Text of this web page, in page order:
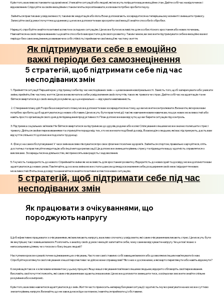
Крім того, важливо встановити здорові межі. Уникайте ситуацій або людей, які можуть погіршити ваше емоційне стан. Дайте собі час на відпочинок і
відновлення. Слідкуйте за своїм емоційним станом і вчіться розпізнавати, коли вам потрібно зробити паузу.
Займіться практиками усвідомленості, такими як медитація або йога. Вони допомагають зосередитися на теперішньому моменті і зменшити тривогу.
Записуйте свої думки і почуття в щоденнику; це може допомогти вам зрозуміти свої емоції і знайти способи їх обробки.
Нарешті, спробуйте знайти позитивні аспекти в складних ситуаціях. Це може бути можливістю для особистісного зростання або нових починань.
Навчайтеся на своїх переживаннях і шукайте способи їх використати для свого розвитку. Таким чином, ви зможете підтримувати себе в емоційно важкі
періоди без самознецінення, розвиваючи в собі стійкість і приймаючи свої емоції як частину життя.
Як підтримувати себе в емоційно
важкі періоди без самознецінення
5 стратегій, щоб підтримати себе під час
несподіваних змін
1. Прийняття ситуації: Перший крок у підтримці себе під час несподіваних змін — це визнання нової реальності. Замість того, щоб заперечувати або уникати
зміни, прийміть її як частину життя. Це може включати в себе усвідомлення своїх почуттів, таких як тривога чи страх. Дайте собі час на адаптацію та не
бійтеся звертатися до своїх емоцій, розуміючи, що це нормально — відчувати невпевненість.
2. Створення плану дій: Розробка конкретного плану може допомогти вам зосередитися на тому, що ви можете контролювати. Визначте, які кроки вам
потрібно зробити, щоб адаптуватися до нових обставин. Це можуть бути практичні дії, такі як навчання новим навичкам, пошук нових можливостей або
навіть просто організація свого дня для підвищення продуктивності. План допоможе вам відчути, що ви берете ситуацію під контроль.
3. Підтримка соціальних зв’язків: Не бійтеся звертатися за підтримкою до друзів, родини або колег. Спілкування з іншими може значно полегшити стрес і
тривогу. Діліться своїми переживаннями та отримуйте поради від тих, хто може мати подібний досвід. Взаємодія з людьми, які вас підтримують, дасть вам
відчуття спільності і допоможе подолати труднощі.
4. Фокус на самообслуговуванні: У часи змін важливо піклуватися про своє фізичне і психічне здоров’я. Займіться спортом, правильно харчуйтеся, спіть
достатньо та практикуйте медитацію або інші методи релаксації. Це допоможе зменшити рівень стресу та підвищити вашу здатність справлятися з
викликами. Зосередьтеся на діяльностях, які приносять вам радість і задоволення.
5. Гнучкість та відкритість до нового: Сприймайте зміни як можливість для зростання і розвитку. Відкритість до нових ідей та досвіду може допомогти вам
адаптуватися до нових умов. Пам’ятайте, що кожна зміна може стати шансом для вдосконалення себе, розширення своїх меж і відкриття нових
можливостей. Вчіться на досвіді та намагайтеся знайти позитивні аспекти в нових ситуаціях.
5 стратегій, щоб підтримати себе під час
несподіваних змін
Як працювати з очікуваннями, що
породжують напругу
Щоб ефективно працювати з очікуваннями, які викликають напругу, важливо спочатку усвідомити, які саме очікування викликають стрес. Це можуть бути
як внутрішні, так і зовнішні вимоги. Розпочніть з аналізу своїх думок і емоцій: запитайте себе, чому саме ви відчуваєте напругу. Чи це пов'язано з
непосильними цілями, чи з тиском з боку інших людей?
Наступним кроком є реалістичне оцінювання цих очікувань. Часто ми самі ставимо собі завищені вимоги або дозволяємо іншим нав’язувати їх нам.
Спробуйте розглянути свої очікування з іншої перспективи: чи дійсно вони справедливі? Які з них є досяжними, а які варто переглянути або навіть відкинути?
Комунікація також є ключовим елементом у цьому процесі. Якщо ваші очікування пов’язані з іншими людьми, відкрито обговоріть свої переживання.
Висловіть свої почуття і поясніть, які саме очікування вам здаються важкими. Це може допомогти зменшити тиск, оскільки ви зможете знайти спільне
розуміння або компроміс.
Крім того, важливо навчитися адаптуватися до змін. Життя часто приносить непередбачувані ситуації, і здатність гнучко реагувати на них може суттєво
знизити рівень напруги. Визнайте, що не завжди все йде за планом, і навчіться приймати ці обставини.